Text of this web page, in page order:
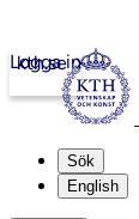
kth.se
Logga in
Sök
English